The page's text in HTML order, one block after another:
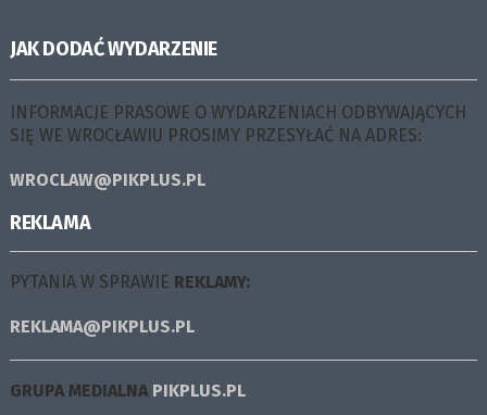
JAK DODAĆ WYDARZENIE
INFORMACJE PRASOWE O WYDARZENIACH ODBYWAJĄCYCH
SIĘ WE WROCŁAWIU PROSIMY PRZESYŁAĆ NA ADRES:
WROCLAW@PIKPLUS.PL
REKLAMA
PYTANIA W SPRAWIE REKLAMY:
REKLAMA@PIKPLUS.PL
GRUPA MEDIALNA PIKPLUS.PL